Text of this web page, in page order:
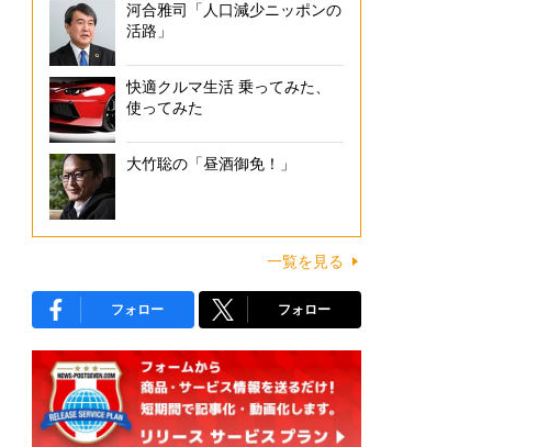
河合雅司「人口減少ニッポンの
活路」
快適クルマ生活 乗ってみた、
使ってみた
大竹聡の「昼酒御免！」
一覧を見る
フォロー フォロー